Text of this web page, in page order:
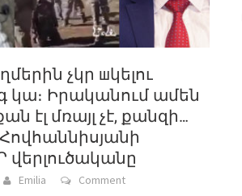
չկր шկելու
կա։ Իրականում ամեն
էլ մռայլ չէ, քանզի…
վերլուծականը
Emilia Comment